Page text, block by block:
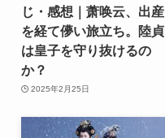
じ・感想｜萧唤云、出産
を経て儚い旅立ち。陸貞
は皇子を守り抜けるの
か？
2025年2月25日